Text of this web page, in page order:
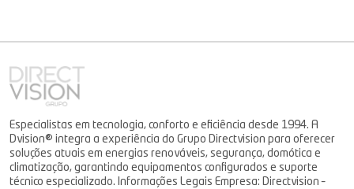
Especialistas em tecnologia, conforto e eficiência desde 1994. A
Dvision® integra a experiência do Grupo Directvision para oferecer
soluções atuais em energias renováveis, segurança, domótica e
climatização, garantindo equipamentos configurados e suporte
técnico especializado. Informações Legais Empresa: Directvision –